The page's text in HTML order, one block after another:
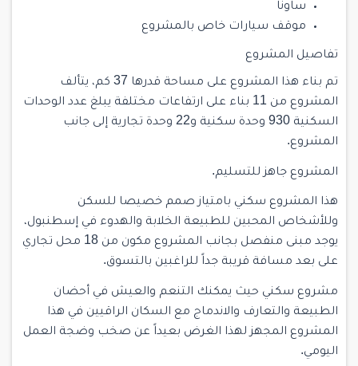
ساونا
موقف سيارات خاص بالمشروع
تفاصيل المشروع
تم بناء هذا المشروع على مساحة قدرها 37 كم، يتألف
المشروع من 11 بناء على ارتفاعات مختلفة يبلغ عدد الوحدات
السكنية 930 وحدة سكنية و22 وحدة تجارية إلى جانب
المشروع.
المشروع جاهز للتسليم.
هذا المشروع سكني بامتياز صمم خصيصا للسكن
وللأشخاص المحبين للطبيعة الخلابة والهدوء في إسطنبول،
يوجد مبنى منفصل بجانب المشروع مكون من 18 محل تجاري
على بعد مسافة قريبة جداً للراغبين بالتسوق.
مشروع سكني حيث يمكنك التنعم والعيش في أحضان
الطبيعة والتعارف والاندماج مع السكان الراقيين في هذا
المشروع المجهز لهذا الغرض بعيداً عن صخب وضجة العمل
اليومي.